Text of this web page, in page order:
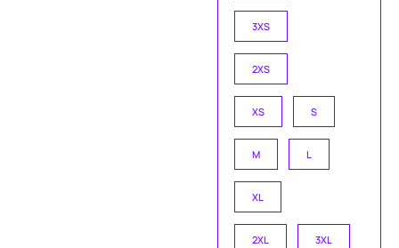
3XS
2XS
XS S
M L
XL
2XL 3XL